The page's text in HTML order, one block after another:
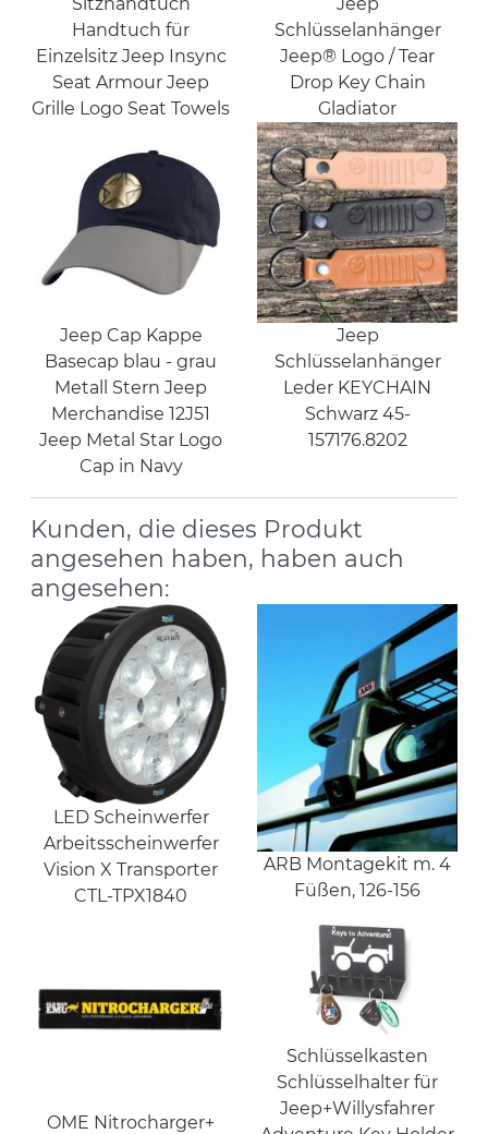
Handtuch für
Einzelsitz Jeep Insync
Seat Armour Jeep
Grille Logo Seat Towels
Schlüsselanhänger
Jeep® Logo / Tear
Drop Key Chain
Gladiator
Jeep Cap Kappe
Basecap blau - grau
Metall Stern Jeep
Merchandise 12J51
Jeep Metal Star Logo
Cap in Navy
Jeep
Schlüsselanhänger
Leder KEYCHAIN
Schwarz 45-
157176.8202
Kunden, die dieses Produkt
angesehen haben, haben auch
angesehen:
LED Scheinwerfer
Arbeitsscheinwerfer
Vision X Transporter
CTL-TPX1840
ARB Montagekit m. 4
Füßen, 126-156
OME Nitrocharger+
Schlüsselkasten
Schlüsselhalter für
Jeep+Willysfahrer